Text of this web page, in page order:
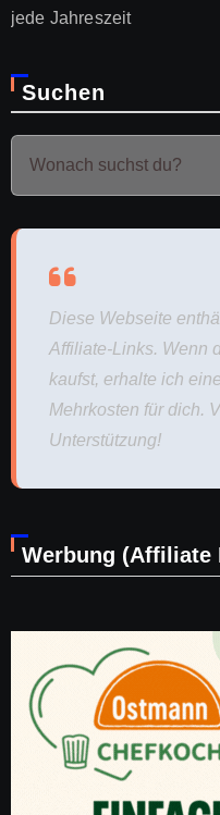
jede Jahreszeit
Suchen
Diese Webseite
Affiliate-Links. Wenn
kaufst, erhalte ich
Mehrkosten für dich.
Unterstützung!
Werbung (Affiliate